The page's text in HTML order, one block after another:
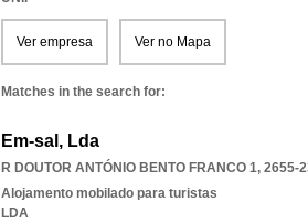
Ver empresa Ver no Mapa
Matches in the search for:
Em-sal, Lda
R DOUTOR ANTÓNIO BENTO FRANCO 1, 2655-
Alojamento mobilado para turistas
LDA